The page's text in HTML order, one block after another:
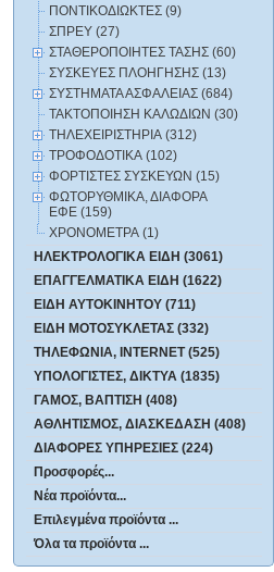
ΠΟΝΤΙΚΟΔΙΩΚΤΕΣ (9)
ΣΠΡΕΥ (27)
ΣΤΑΘΕΡΟΠΟΙΗΤΕΣ ΤΑΣΗΣ (60)
ΣΥΣΚΕΥΕΣ ΠΛΟΗΓΗΣΗΣ (13)
ΣΥΣΤΗΜΑΤΑ ΑΣΦΑΛΕΙΑΣ (684)
ΤΑΚΤΟΠΟΙΗΣΗ ΚΑΛΩΔΙΩΝ (30)
ΤΗΛΕΧΕΙΡΙΣΤΗΡΙΑ (312)
ΤΡΟΦΟΔΟΤΙΚΑ (102)
ΦΟΡΤΙΣΤΕΣ ΣΥΣΚΕΥΩΝ (15)
ΦΩΤΟΡΥΘΜΙΚΑ, ΔΙΑΦΟΡΑ
ΕΦΕ (159)
ΧΡΟΝΟΜΕΤΡΑ (1)
ΗΛΕΚΤΡΟΛΟΓΙΚΑ ΕΙΔΗ (3061)
ΕΠΑΓΓΕΛΜΑΤΙΚΑ ΕΙΔΗ (1622)
ΕΙΔΗ ΑΥΤΟΚΙΝΗΤΟΥ (711)
ΕΙΔΗ ΜΟΤΟΣΥΚΛΕΤΑΣ (332)
ΤΗΛΕΦΩΝΙΑ, INTERNET (525)
ΥΠΟΛΟΓΙΣΤΕΣ, ΔΙΚΤΥΑ (1835)
ΓΑΜΟΣ, ΒΑΠΤΙΣΗ (408)
ΑΘΛΗΤΙΣΜΟΣ, ΔΙΑΣΚΕΔΑΣΗ (408)
ΔΙΑΦΟΡΕΣ ΥΠΗΡΕΣΙΕΣ (224)
Προσφορές...
Νέα προϊόντα...
Επιλεγμένα προϊόντα ...
Όλα τα προϊόντα ...